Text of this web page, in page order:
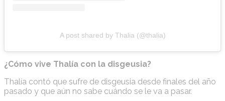
A post shared by Thalia (@thalia)
¿Cómo vive Thalía con la disgeusia?
Thalía contó que sufre de disgeusia desde finales del año
pasado y que aún no sabe cuándo se le va a pasar.